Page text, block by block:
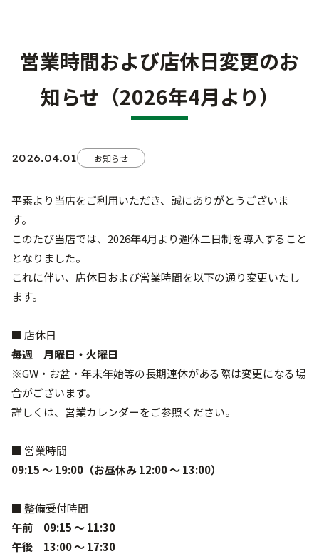
プライバシーポリシー
営業時間および店休日変更のお
知らせ（2026年4月より）
2026.04.01 お知らせ
平素より当店をご利用いただき、誠にありがとうございま
す。
このたび当店では、2026年4月より週休二日制を導入すること
となりました。
これに伴い、店休日および営業時間を以下の通り変更いたし
ます。
■ 店休日
毎週 月曜日・火曜日
※GW・お盆・年末年始等の長期連休がある際は変更になる場
合がございます。
詳しくは、営業カレンダーをご参照ください。
■ 営業時間
09:15 ～ 19:00（お昼休み 12:00 ～ 13:00）
■ 整備受付時間
午前 09:15 ～ 11:30
午後 13:00 ～ 17:30